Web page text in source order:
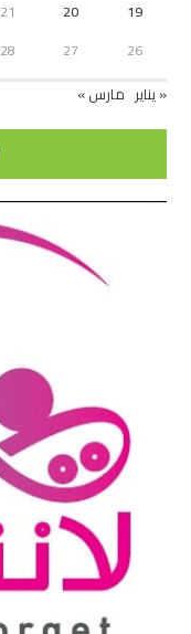
19
20
21
26
27
28
« يناير مارس »